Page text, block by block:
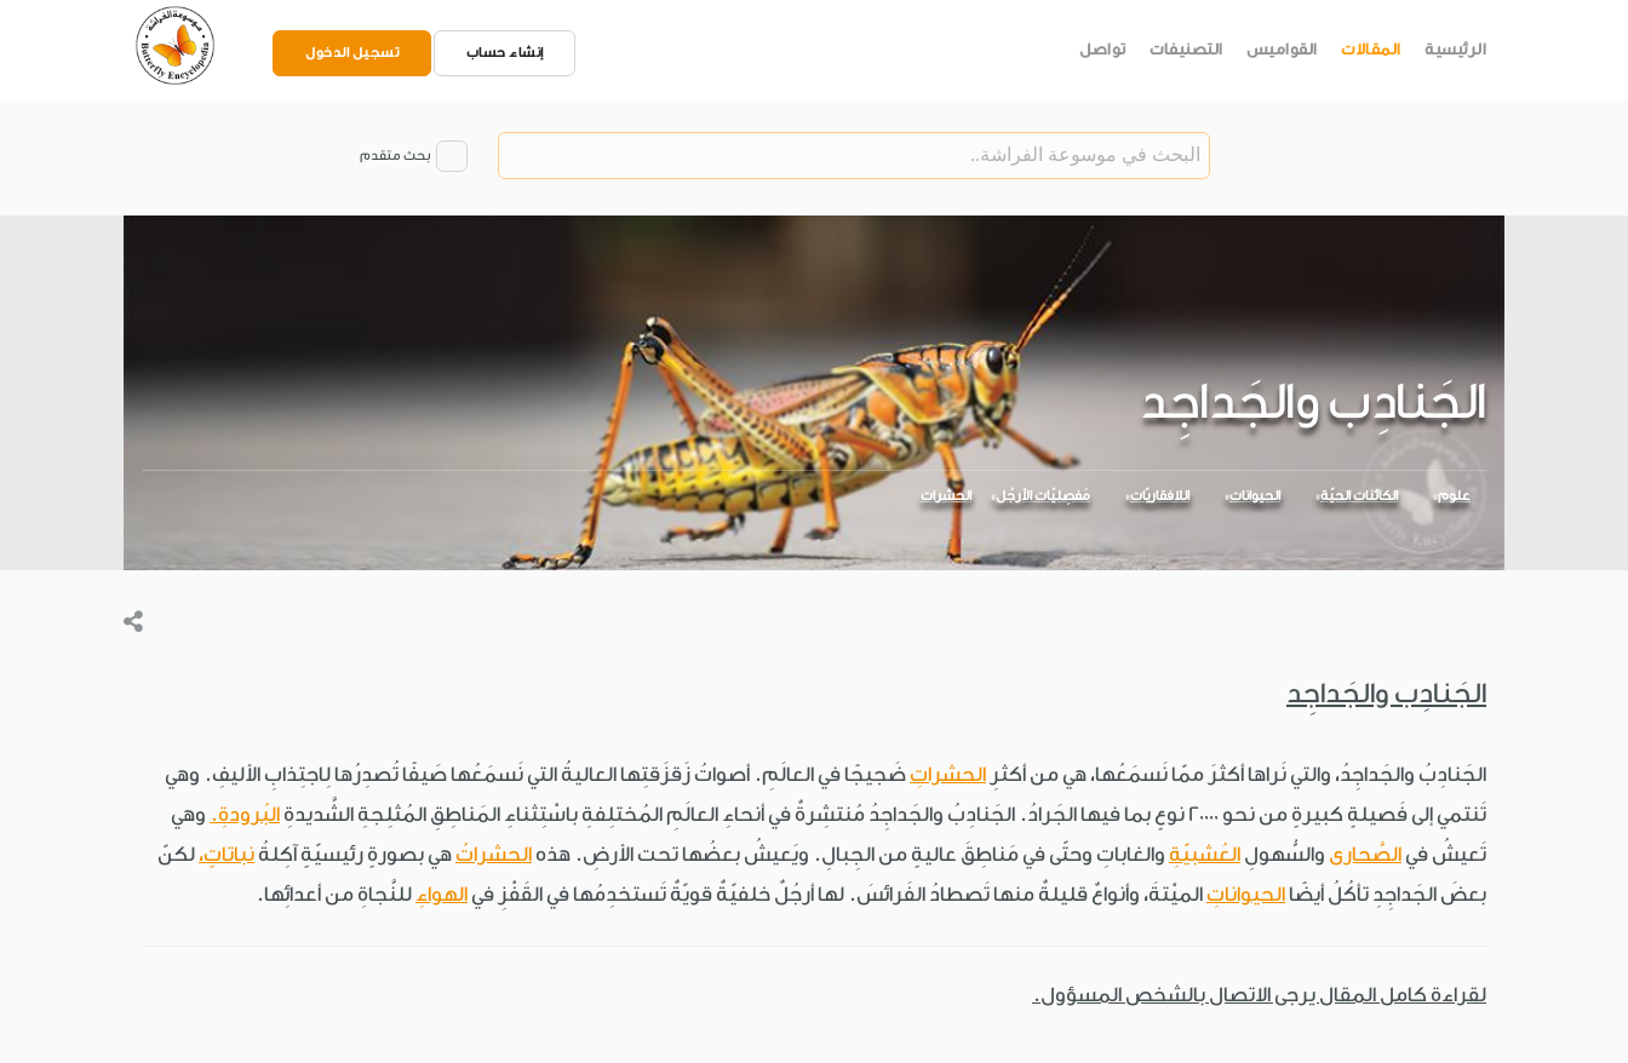
الرئيسية المقالات القواميس التصنيفات تواصل إنشاء حساب تسجيل الدخول
بحث متقدم
الجَنادِب والجَداجِد
علوم الكائنات الحيّة الحيوانات اللافقاريّات مَفصِليّات الأرجُل الحشرات
الجَنادِب والجَداجِد
الجَنادِبُ والجَداجِدُ، والتي نَراها أكثرَ ممّا نَسمَعُها، هي من أكثرِ الحشراتِضَجيجًا في العالَمِ. أصواتُ زَقزَقتِها العاليةُ التي نَسمَعُها صَيفًا تُصدِرُها لِاجتِذابِ الأليفِ. وهي
تَنتمي إلى فَصيلةٍ كبيرةٍ من نحو 20000 نوعٍ بما فيها الجَرادُ. الجَنادِبُ والجَداجِدُ مُنتشِرةٌ في أنحاءِ العالَمِ المُختلِفةِ باسْتِثناءِ المَناطِقِ المُثلِجةِ الشَّديدةِ
البُرودةِ. وهي
تَعيشُ في الصَّحارى والسُّهولِ العُشبيّةِ والغاباتِ وحتّى في مَناطِقَ عاليةٍ من الجِبالِ. ويَعيشُ بعضُها تحت الأرضِ. هذه الحشراتُهي بصورةٍ رئيسيّةٍ آكِلةُ نباتاتٍ، لكنّ
بعضَ الجَداجِدِ تأكُلُ أيضًا الحيواناتِالميْتةَ، وأنواعٌ قليلةٌ منها تَصطادُ الفَرائسَ. لها أرجُلٌ خلفيّةٌ قويّةٌ تَستخدِمُها في القَفْزِ في الهواءِ للنَّجاةِ من أعدائِها.
لقراءة كامل المقال يرجى الاتصال بالشخص المسؤول.